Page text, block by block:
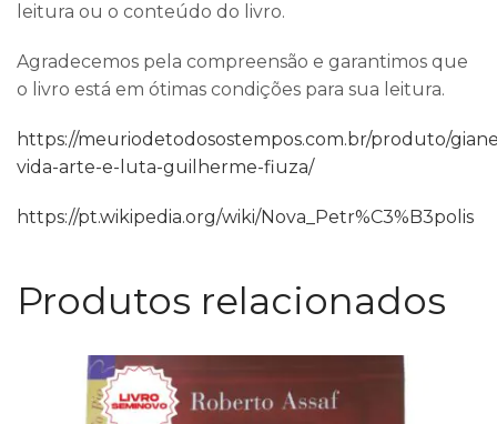
leitura ou o conteúdo do livro.
Agradecemos pela compreensão e garantimos que
o livro está em ótimas condições para sua leitura.
https://meuriodetodosostempos.com.br/produto/
vida-arte-e-luta-guilherme-fiuza/
https://pt.wikipedia.org/wiki/Nova_Petr%C3%B3polis
Produtos relacionados